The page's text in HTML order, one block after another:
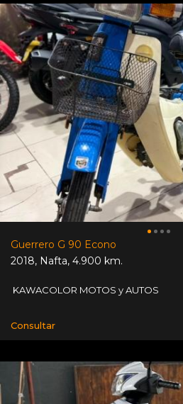
Guerrero G 90 Econo
2018, Nafta, 4.900 km.
KAWACOLOR MOTOS y AUTOS
Consultar